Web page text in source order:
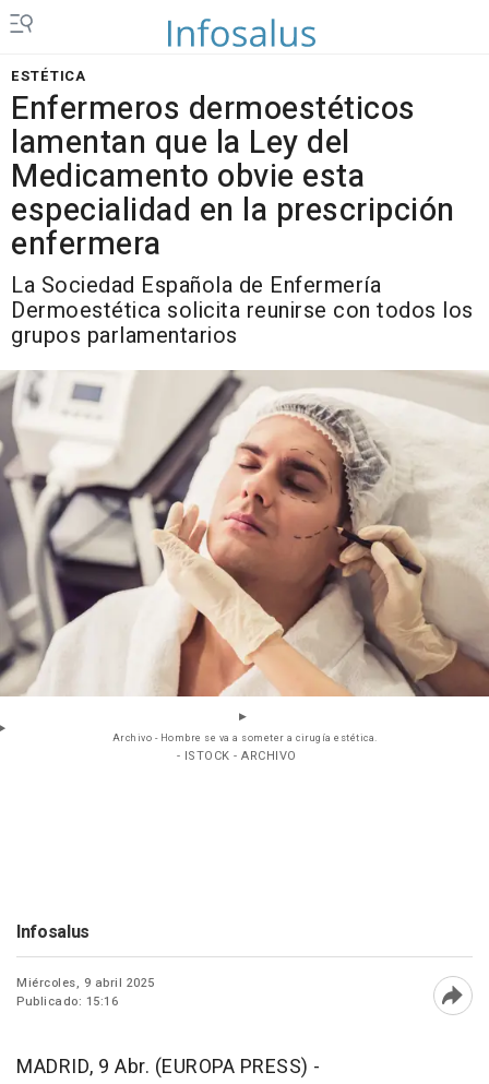
ESTÉTICA
Enfermeros dermoestéticos
lamentan que la Ley del
Medicamento obvie esta
especialidad en la prescripción
enfermera
La Sociedad Española de Enfermería
Dermoestética solicita reunirse con todos los
grupos parlamentarios
Archivo - Hombre se va a someter a cirugía estética.
- ISTOCK - ARCHIVO
Infosalus
Miércoles, 9 abril 2025
Publicado: 15:16
MADRID, 9 Abr. (EUROPA PRESS) -